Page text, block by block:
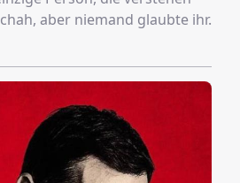
aber niemand glaubte ihr.